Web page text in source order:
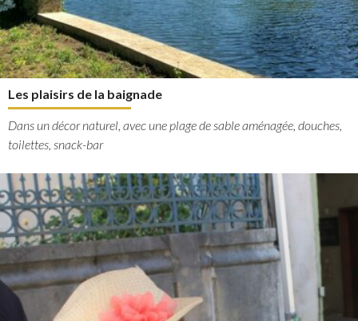
Les plaisirs de la baignade
Dans un décor naturel, avec une plage de sable aménagée, douches,
toilettes, snack-bar